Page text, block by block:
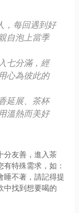
，每回遇到好
自泡上當季
七分滿，經
心為彼此的
延展、茶杯
溫熱而美好
分友善，進入茶
特殊需求，如：
睡不著，請記得提
中找到想要喝的